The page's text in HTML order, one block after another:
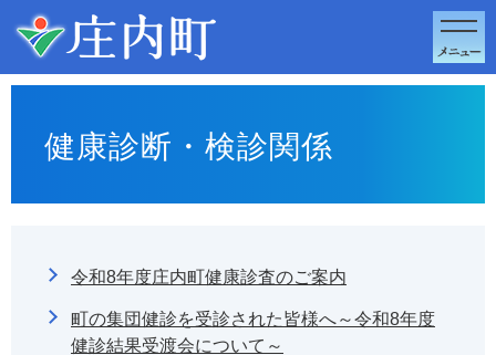
このページの本文へ移動
健康診断・検診関係
令和8年度庄内町健康診査のご案内
町の集団健診を受診された皆様へ～令和8年度
健診結果受渡会について～